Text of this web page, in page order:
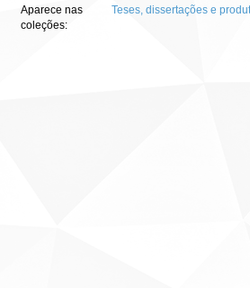
Aparece nas
coleções:
Teses, dissertações e